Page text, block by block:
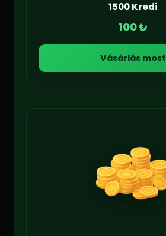
1500 Kredi
100 ₺
Vásárlás most